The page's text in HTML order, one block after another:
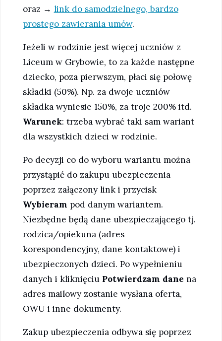
oraz → link do samodzielnego, bardzo
prostego zawierania umów.
Jeżeli w rodzinie jest więcej uczniów z
Liceum w Grybowie, to za każde następne
dziecko, poza pierwszym, płaci się połowę
składki (50%). Np. za dwoje uczniów
składka wyniesie 150%, za troje 200% itd.
Warunek: trzeba wybrać taki sam wariant
dla wszystkich dzieci w rodzinie.
Po decyzji co do wyboru wariantu można
przystąpić do zakupu ubezpieczenia
poprzez załączony link i przycisk
Wybieram pod danym wariantem.
Niezbędne będą dane ubezpieczającego tj.
rodzica/opiekuna (adres
korespondencyjny, dane kontaktowe) i
ubezpieczonych dzieci. Po wypełnieniu
danych i kliknięciu Potwierdzam dane na
adres mailowy zostanie wysłana oferta,
OWU i inne dokumenty.
Zakup ubezpieczenia odbywa się poprzez